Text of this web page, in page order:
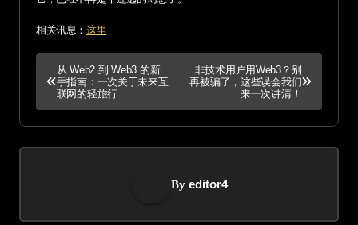
相关讯息：这里
P
o
s
从 Web2 到 Web3 的新
手指南：一次关于未来互
联网的轻旅行
非技术用户用Web3？别
再被骗了，这些误会我们
来一次讲清！
By editor4